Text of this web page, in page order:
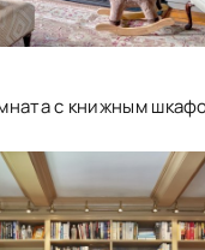
с книжным